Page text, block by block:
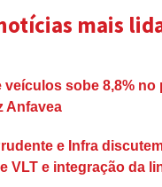
mais
veículos sobe 8,8% no
Anfavea
e Infra
VLT e integração da